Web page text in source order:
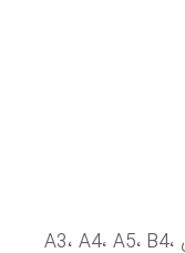
: شامل دکمه‌های A3، A4، A5، B4،